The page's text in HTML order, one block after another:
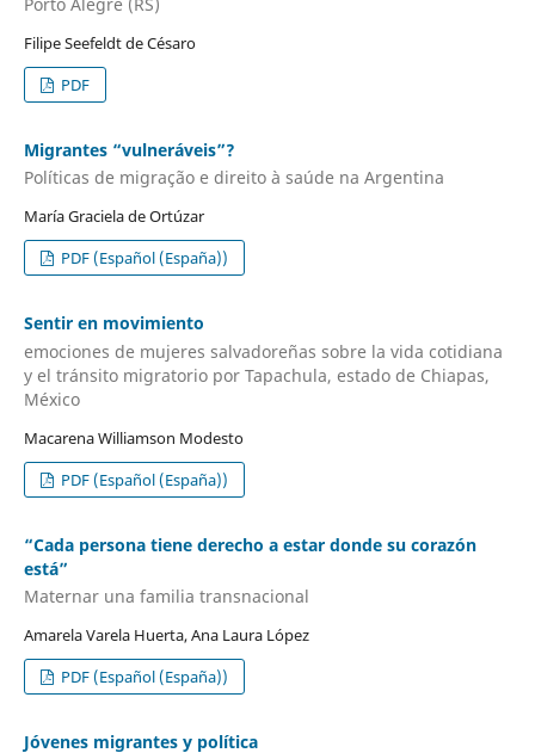
Filipe Seefeldt de Césaro
PDF
Migrantes “vulneráveis”?
Políticas de migração e direito à saúde na Argentina
María Graciela de Ortúzar
PDF (Español (España))
Sentir en movimiento
emociones de mujeres salvadoreñas sobre la vida cotidiana
y el tránsito migratorio por Tapachula, estado de Chiapas,
México
Macarena Williamson Modesto
PDF (Español (España))
“Cada persona tiene derecho a estar donde su corazón
está”
Maternar una familia transnacional
Amarela Varela Huerta, Ana Laura López
PDF (Español (España))
Jóvenes migrantes y política